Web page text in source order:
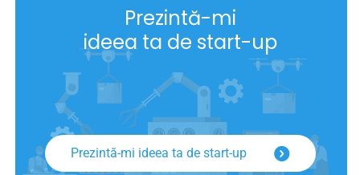
Prezintă-mi
ideea ta de start-up
Prezintă-mi ideea ta de start-up